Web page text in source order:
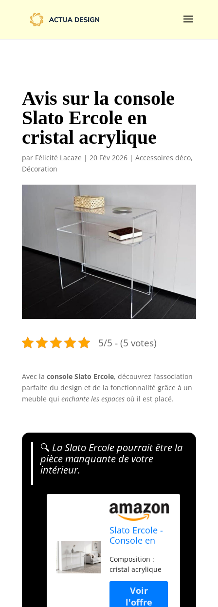
family=Limelight&display=swap');
Avis sur la console
Slato Ercole en
cristal acrylique
par Félicité Lacaze | 20 Fév 2026| Accessoires déco,
Décoration
5/5 - (5 votes)
Avec la console Slato Ercole, découvrez l’association
parfaite du design et de la fonctionnalité grâce à un
meuble qui enchante les espacesoù il est placé.
🔍 La Slato Ercole pourrait être la
pièce manquante de votre
intérieur.
Slato Ercole -
Console en
acrylique
rasparent,
meuble
d'entrée, table
salon, salle
Composition :
cristal acrylique